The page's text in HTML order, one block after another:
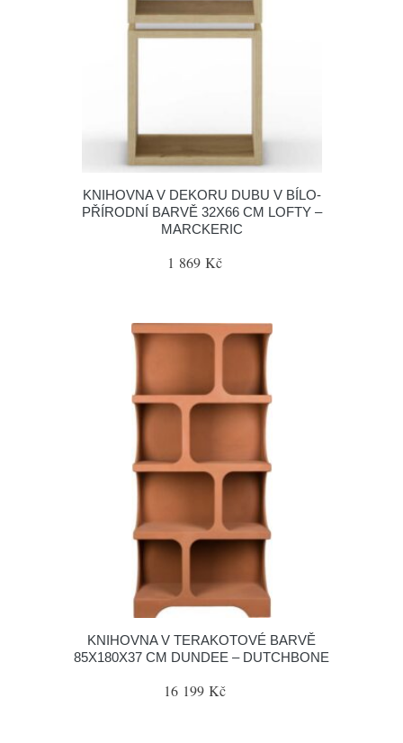
KNIHOVNA V DEKORU DUBU V BÍLO-
PŘÍRODNÍ BARVĚ 32X66 CM LOFTY –
MARCKERIC
1 869 Kč
KNIHOVNA V TERAKOTOVÉ BARVĚ
85X180X37 CM DUNDEE – DUTCHBONE
16 199 Kč